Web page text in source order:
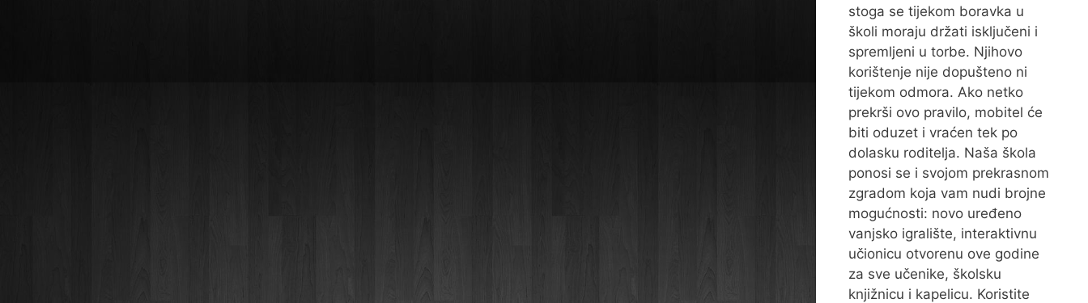
stoga se tijekom boravka u
školi moraju držati isključeni i
spremljeni u torbe. Njihovo
korištenje nije dopušteno ni
tijekom odmora. Ako netko
prekrši ovo pravilo, mobitel će
biti oduzet i vraćen tek po
dolasku roditelja. Naša škola
ponosi se i svojom prekrasnom
zgradom koja vam nudi brojne
mogućnosti: novo uređeno
vanjsko igralište, interaktivnu
učionicu otvorenu ove godine
za sve učenike, školsku
knjižnicu i kapelicu. Koristite